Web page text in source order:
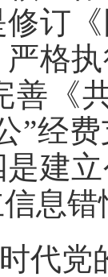
订
格
善《
”经
建
息
代